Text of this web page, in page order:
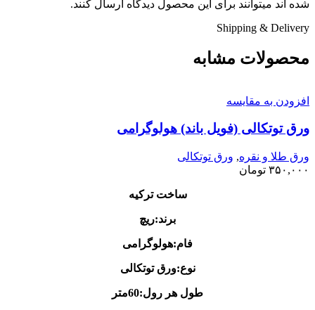
شده اند میتوانند برای این محصول دیدگاه ارسال کنند.
Shipping & Delivery
محصولات مشابه
افزودن به مقایسه
ورق توتکالی (فویل باند) هولوگرامی
ورق طلا و نقره, ورق توتکالی
۳۵۰,۰۰۰ تومان
ساخت ترکیه
برند:ریچ
فام:هولوگرامی
نوع:ورق توتکالی
طول هر رول:60متر